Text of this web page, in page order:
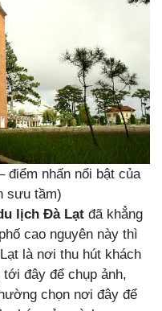
điểm nhấn nổi bật của
sưu tầm)
lịch Đà Lạt đã khẳng
cao nguyên này thì
là nơi thu hút khách
đây để chụp ảnh,
chọn nơi đây để